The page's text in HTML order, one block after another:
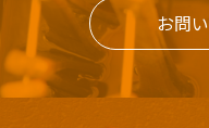
お問